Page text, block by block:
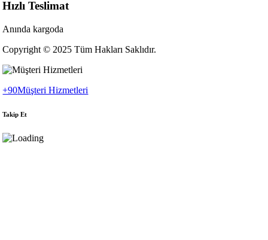
Hızlı Teslimat
Anında kargoda
Copyright © 2025 Tüm Hakları Saklıdır.
+90Müşteri Hizmetleri
Takip Et